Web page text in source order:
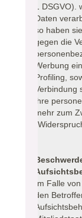
1 DSGVO).
Daten
so haben
gegen die
Werbung
Profiling,
ihre
mehr zum
Im Falle
den